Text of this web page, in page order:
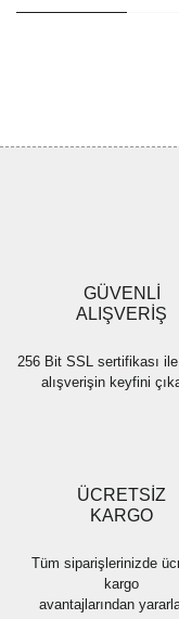
Ürün fiyatı diğer
Bu ürüne benzer
GÜVENLİ
ALIŞVERİŞ
256 Bit SSL sertifikası
alışverişin keyfini
ÜCRETSİZ
KARGO
Tüm siparişlerinizde
kargo
avantajlarından